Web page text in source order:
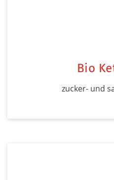
Bio
zucker- und